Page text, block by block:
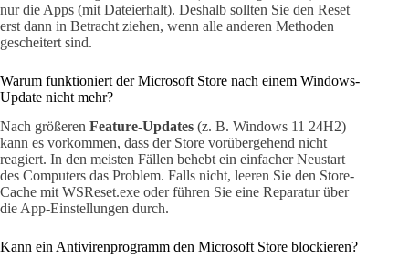
nur die Apps (mit Dateierhalt). Deshalb sollten Sie den Reset
erst dann in Betracht ziehen, wenn alle anderen Methoden
gescheitert sind.
Warum funktioniert der Microsoft Store nach einem Windows-
Update nicht mehr?
Nach größeren Feature-Updates (z. B. Windows 11 24H2)
kann es vorkommen, dass der Store vorübergehend nicht
reagiert. In den meisten Fällen behebt ein einfacher Neustart
des Computers das Problem. Falls nicht, leeren Sie den Store-
Cache mit WSReset.exe oder führen Sie eine Reparatur über
die App-Einstellungen durch.
Kann ein Antivirenprogramm den Microsoft Store blockieren?